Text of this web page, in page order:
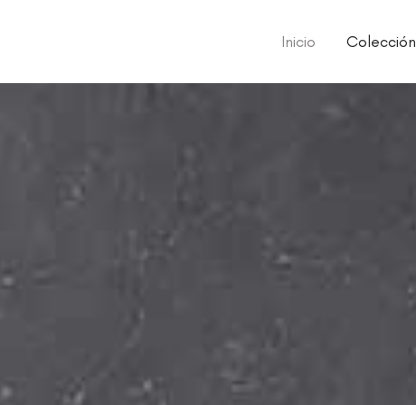
Inicio Colección